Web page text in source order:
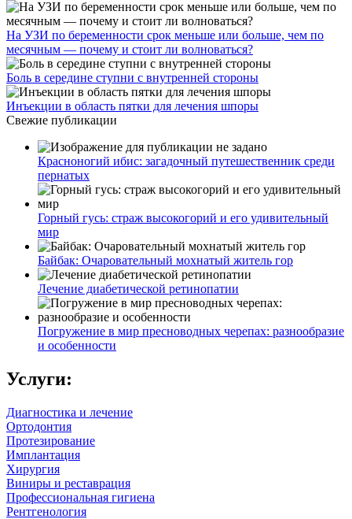
На УЗИ по беременности срок меньше или больше, чем по
месячным — почему и стоит ли волноваться?
Боль в середине ступни с внутренней стороны
Инъекции в область пятки для лечения шпоры
Свежие публикации
Красноногий ибис: загадочный путешественник среди
пернатых
Горный гусь: страж высокогорий и его удивительный
мир
Байбак: Очаровательный мохнатый житель гор
Лечение диабетической ретинопатии
Погружение в мир пресноводных черепах: разнообразие
и особенности
Услуги:
Диагностика и лечение
Ортодонтия
Протезирование
Имплантация
Хирургия
Виниры и реставрация
Профессиональная гигиена
Рентгенология